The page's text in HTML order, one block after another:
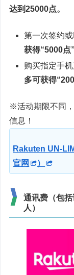
达到25000点。
第一次签约
获得“5000点”
购买指定手
多可获得
※活动期限不同
信息！
Rakuten UN-
官网
）
通讯费（包
人）